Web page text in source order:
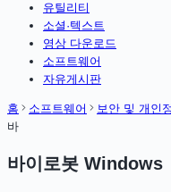
유틸리티
소셜·텍스트
영상 다운로드
소프트웨어
자유게시판
홈 소프트웨어 보안 및 개인
바
바이로봇 Windows